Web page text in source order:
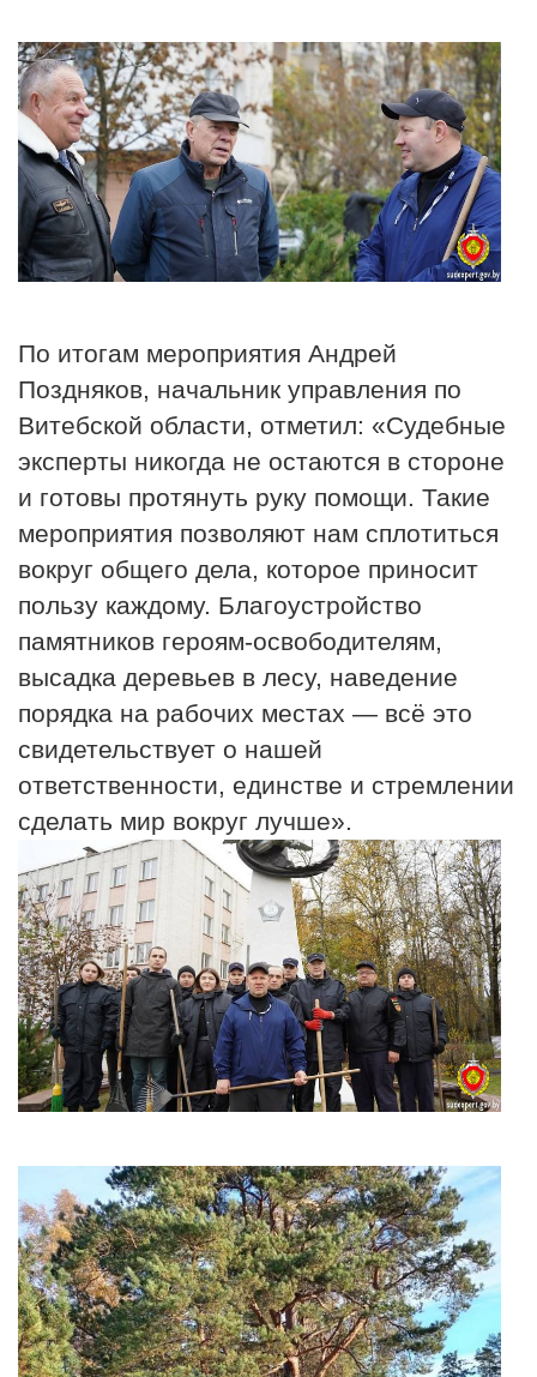
По итогам мероприятия Андрей
Поздняков, начальник управления по
Витебской области, отметил: «Судебные
эксперты никогда не остаются в стороне
и готовы протянуть руку помощи. Такие
мероприятия позволяют нам сплотиться
вокруг общего дела, которое приносит
пользу каждому. Благоустройство
памятников героям-освободителям,
высадка деревьев в лесу, наведение
порядка на рабочих местах — всё это
свидетельствует о нашей
ответственности, единстве и стремлении
сделать мир вокруг лучше».